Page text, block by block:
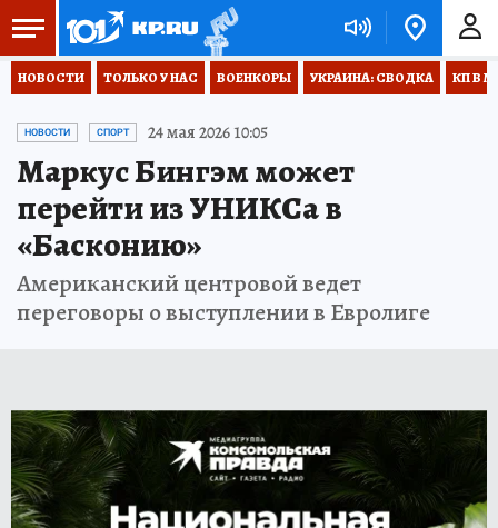
НОВОСТИ ТОЛЬКО У НАС ВОЕНКОРЫ УКРАИНА: СВОДКА КП В
НОВОСТИ СПОРТ 24 мая 2026 10:05
Маркус Бингэм может
перейти из УНИКСа в
«Басконию»
Американский центровой ведет
переговоры о выступлении в Евролиге